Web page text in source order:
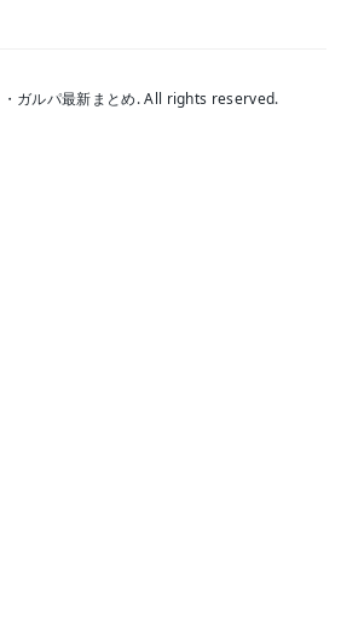
ガルパ最新まとめ. All rights reserved.